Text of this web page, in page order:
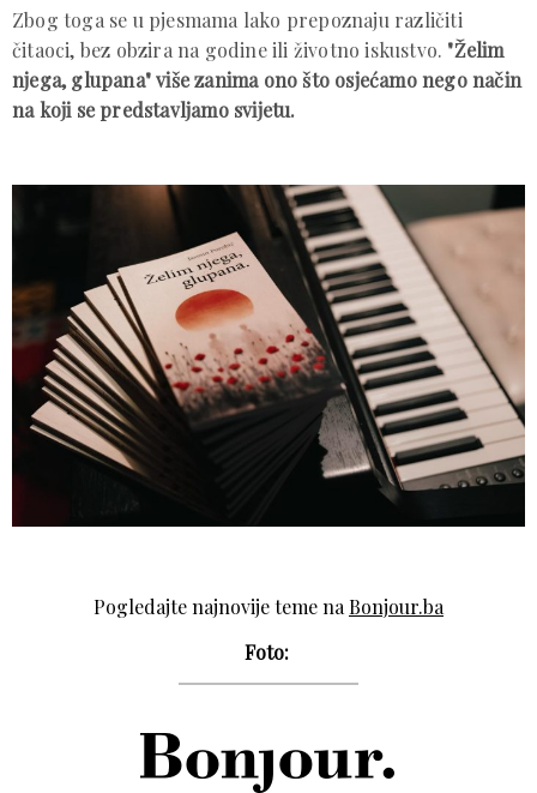
Zbog toga se u pjesmama lako prepoznaju različiti
čitaoci, bez obzira na godine ili životno iskustvo. "Želim
njega, glupana" više zanima ono što osjećamo nego način
na koji se predstavljamo svijetu.
Pogledajte najnovije teme naBonjour.ba
Foto: